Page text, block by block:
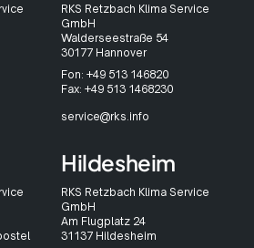
RKS Retzbach Klima Service
GmbH
Walderseestraße 54
30177 Hannover
Fon: +49 513 146820
Fax: +49 513 1468230
service@rks.info
Hildesheim
RKS Retzbach Klima Service
GmbH
Am Flugplatz 24
31137 Hildesheim